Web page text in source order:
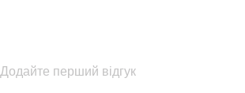
Додайте перший відгук